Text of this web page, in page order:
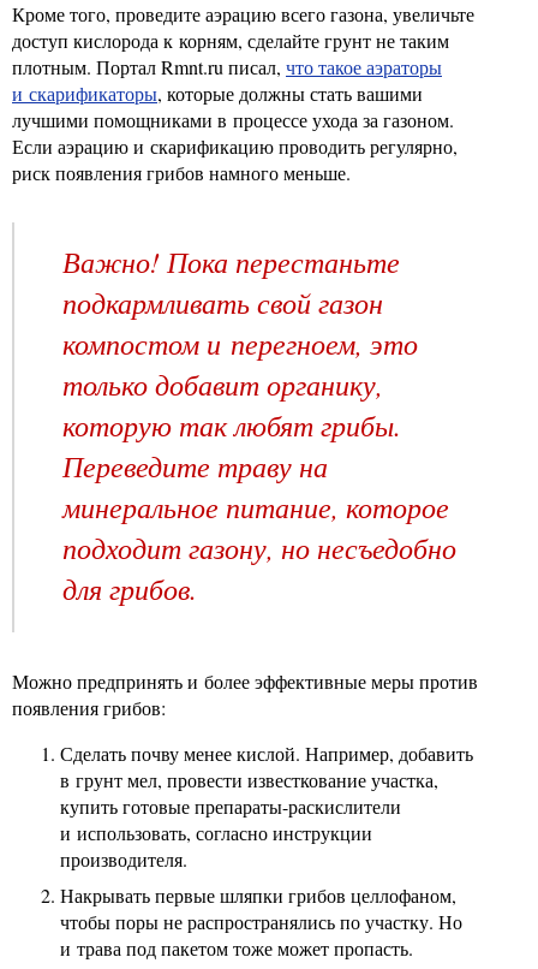
Кроме того, проведите аэрацию всего газона, увеличьте
доступ кислорода к корням, сделайте грунт не таким
плотным. Портал Rmnt.ru писал, что такое аэраторы
и скарификаторы, которые должны стать вашими
лучшими помощниками в процессе ухода за газоном.
Если аэрацию и скарификацию проводить регулярно,
риск появления грибов намного меньше.
Важно! Пока перестаньте
подкармливать свой газон
компостом и перегноем, это
только добавит органику,
которую так любят грибы.
Переведите траву на
минеральное питание, которое
подходит газону, но несъедобно
для грибов.
Можно предпринять и более эффективные меры против
появления грибов:
Сделать почву менее кислой. Например, добавить
в грунт мел, провести известкование участка,
купить готовые препараты-раскислители
и использовать, согласно инструкции
производителя.
Накрывать первые шляпки грибов целлофаном,
чтобы поры не распространялись по участку. Но
и трава под пакетом тоже может пропасть.